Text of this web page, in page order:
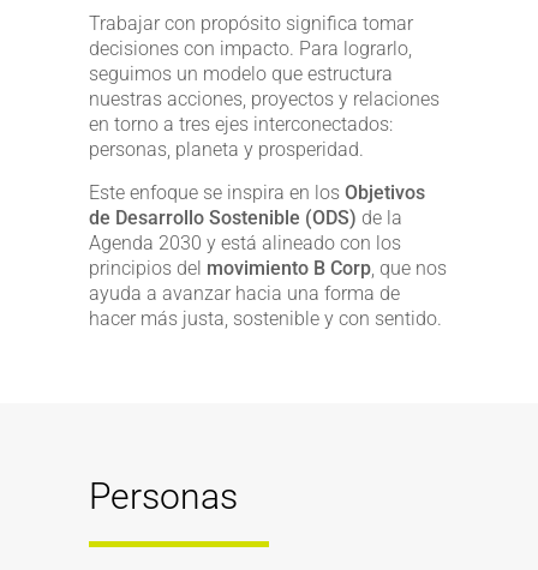
Trabajar con propósito significa tomar
decisiones con impacto. Para lograrlo,
seguimos un modelo que estructura
nuestras acciones, proyectos y relaciones
en torno a tres ejes interconectados:
personas, planeta y prosperidad.
Este enfoque se inspira en los Objetivos
de Desarrollo Sostenible (ODS) de la
Agenda 2030 y está alineado con los
principios del movimiento B Corp , que nos
ayuda a avanzar hacia una forma de
hacer más justa, sostenible y con sentido.
Personas